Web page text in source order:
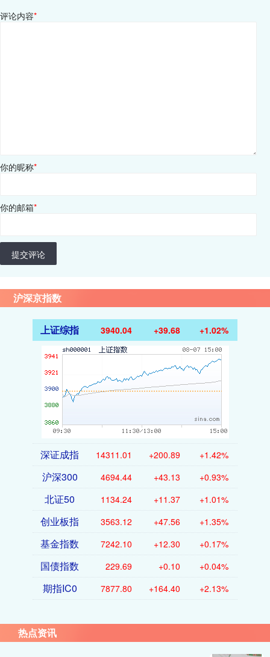
评论内容*
你的昵称*
你的邮箱*
提交评论
沪深京指数
上证综指 3940.04 +39.68 +1.02%
深证成指 14311.01 +200.89 +1.42%
沪深300 4694.44 +43.13 +0.93%
北证50 1134.24 +11.37 +1.01%
创业板指 3563.12 +47.56 +1.35%
基金指数 7242.10 +12.30 +0.17%
国债指数 229.69 +0.10 +0.04%
期指IC0 7877.80 +164.40 +2.13%
热点资讯